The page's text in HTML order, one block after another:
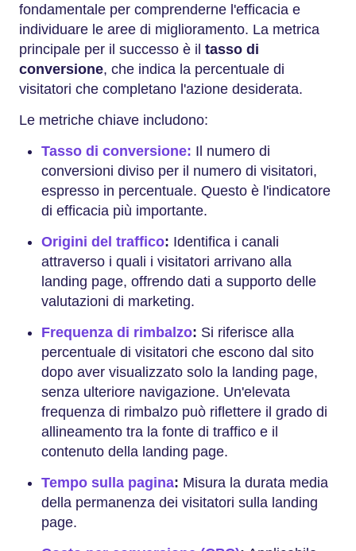
fondamentale per comprenderne l'efficacia e
individuare le aree di miglioramento. La metrica
principale per il successo è il tasso di
conversione, che indica la percentuale di
visitatori che completano l'azione desiderata.
Le metriche chiave includono:
Tasso di conversione: Il numero di
conversioni diviso per il numero di visitatori,
espresso in percentuale. Questo è l'indicatore
di efficacia più importante.
Origini del traffico: Identifica i canali
attraverso i quali i visitatori arrivano alla
landing page, offrendo dati a supporto delle
valutazioni di marketing.
Frequenza di rimbalzo: Si riferisce alla
percentuale di visitatori che escono dal sito
dopo aver visualizzato solo la landing page,
senza ulteriore navigazione. Un'elevata
frequenza di rimbalzo può riflettere il grado di
allineamento tra la fonte di traffico e il
contenuto della landing page.
Tempo sulla pagina: Misura la durata media
della permanenza dei visitatori sulla landing
page.